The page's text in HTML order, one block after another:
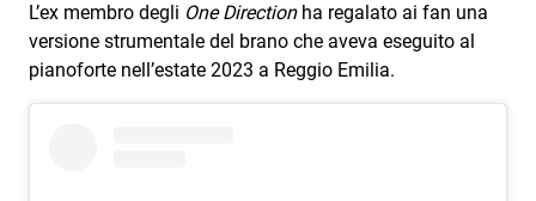
News
Musica
L’ex membro degli One Directionha regalato ai fan una
versione strumentale del brano che aveva eseguito al
pianoforte nell’estate 2023 a Reggio Emilia.